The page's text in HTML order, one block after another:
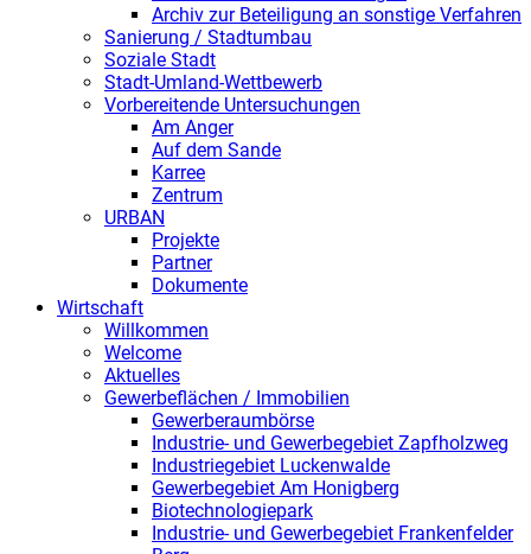
Archiv zur Beteiligung an sonstige Verfahren
Sanierung / Stadtumbau
Soziale Stadt
Stadt-Umland-Wettbewerb
Vorbereitende Untersuchungen
Am Anger
Auf dem Sande
Karree
Zentrum
URBAN
Projekte
Partner
Dokumente
Wirtschaft
Willkommen
Welcome
Aktuelles
Gewerbeflächen / Immobilien
Gewerberaumbörse
Industrie- und Gewerbegebiet Zapfholzweg
Industriegebiet Luckenwalde
Gewerbegebiet Am Honigberg
Biotechnologiepark
Industrie- und Gewerbegebiet Frankenfelder